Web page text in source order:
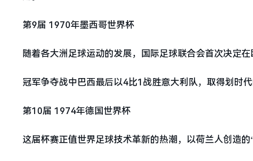
第9届 1970年墨西哥世界杯
随着各大洲足球运动的发展，国际足球联合会首次决定
冠军争夺战中巴西最后以4比1战胜意大利队，取得划时
第10届 1974年德国世界杯
这届杯赛正值世界足球技术革新的热潮，以荷兰人创造的